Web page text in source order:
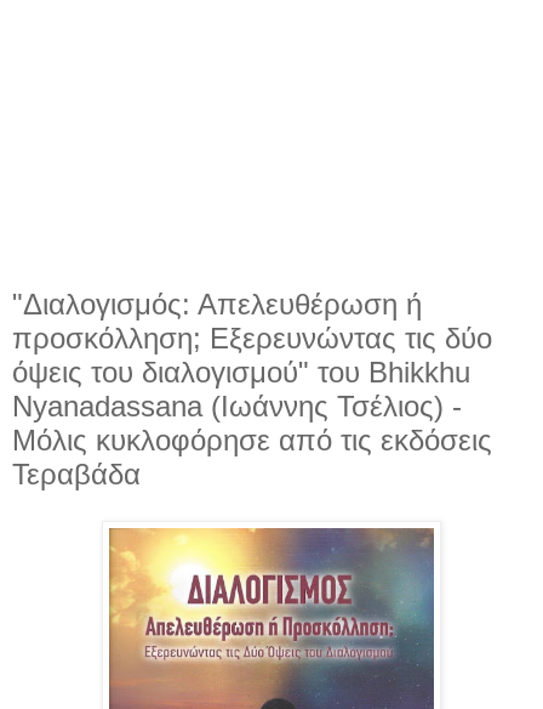
"Διαλογισμός: Απελευθέρωση ή
προσκόλληση; Εξερευνώντας τις δύο
όψεις του διαλογισμού" του Bhikkhu
Nyanadassana (Ιωάννης Τσέλιος) -
Μόλις κυκλοφόρησε από τις εκδόσεις
Τεραβάδα